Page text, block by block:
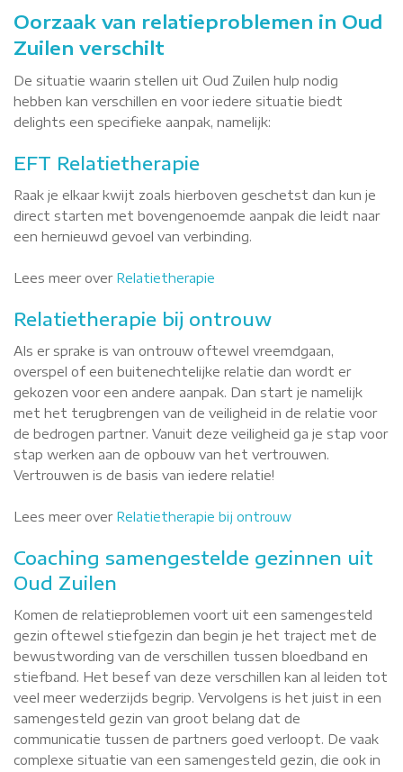
Oorzaak van relatieproblemen in Oud
Zuilen verschilt
De situatie waarin stellen uit Oud Zuilen hulp nodig
hebben kan verschillen en voor iedere situatie biedt
delights een specifieke aanpak, namelijk:
EFT Relatietherapie
Raak je elkaar kwijt zoals hierboven geschetst dan kun je
direct starten met bovengenoemde aanpak die leidt naar
een hernieuwd gevoel van verbinding.
Lees meer over Relatietherapie
Relatietherapie bij ontrouw
Als er sprake is van ontrouw oftewel vreemdgaan,
overspel of een buitenechtelijke relatie dan wordt er
gekozen voor een andere aanpak. Dan start je namelijk
met het terugbrengen van de veiligheid in de relatie voor
de bedrogen partner. Vanuit deze veiligheid ga je stap voor
stap werken aan de opbouw van het vertrouwen.
Vertrouwen is de basis van iedere relatie!
Lees meer over Relatietherapie bij ontrouw
Coaching samengestelde gezinnen uit
Oud Zuilen
Komen de relatieproblemen voort uit een samengesteld
gezin oftewel stiefgezin dan begin je het traject met de
bewustwording van de verschillen tussen bloedband en
stiefband. Het besef van deze verschillen kan al leiden tot
veel meer wederzijds begrip. Vervolgens is het juist in een
samengesteld gezin van groot belang dat de
communicatie tussen de partners goed verloopt. De vaak
complexe situatie van een samengesteld gezin, die ook in